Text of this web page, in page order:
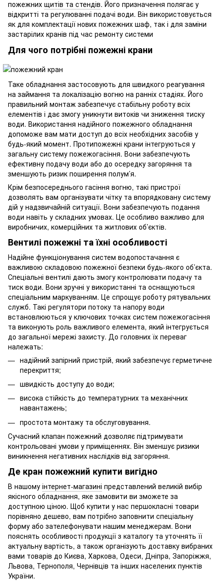
пожежних щитів та стендів. Його призначення полягає у
відкритті та регулюванні подачі води. Він використовується
як для комплектації нових пожежних шаф, так і для заміни
застарілих кранів під час ремонту системи
Для чого потрібні пожежні крани
Таке обладнання застосовують для швидкого реагування
на займання та локалізацію вогню на ранніх стадіях. Його
правильний монтаж забезпечує стабільну роботу всіх
елементів і дає змогу уникнути витоків чи зниження тиску
води. Використання надійного пожежного обладнання
допоможе вам мати доступ до всіх необхідних засобів у
будь-який момент. Протипожежні крани інтегруються у
загальну систему пожежогасіння. Вони забезпечують
ефективну подачу води або до осередку загоряння та
зменшують ризик поширення полум’я.
Крім безпосереднього гасіння вогню, такі пристрої
дозволять вам організувати чітку та впорядковану систему
дій у надзвичайній ситуації. Вони забезпечують подання
води навіть у складних умовах. Це особливо важливо для
виробничих, комерційних та житлових об’єктів.
Вентилі пожежні та їхні особливості
Надійне функціонування систем водопостачання є
важливою складовою пожежної безпеки будь-якого об’єкта.
Спеціальні вентилі дають змогу контролювати подачу та
тиск води. Вони зручні у використанні та оснащуються
спеціальним маркуванням. Це спрощує роботу рятувальних
служб. Такі регулятори потоку та напору води
встановлюються у ключових точках систем пожежогасіння
та виконують роль важливого елемента, який інтегрується
до загальної мережі захисту. До головних їх переваг
належать:
надійний запірний пристрій, який забезпечує герметичне
перекриття;
швидкість доступу до води;
висока стійкість до температурних та механічних
навантажень;
простота монтажу та обслуговування.
Сучасний клапан пожежний дозволяє підтримувати
контрольовані умови у приміщеннях. Він зменшує ризики
виникнення негативних наслідків від загоряння.
Де кран пожежний купити вигідно
В нашому інтернет-магазині представлений великій вибір
якісного обладнання, яке замовити ви зможете за
доступною ціною. Щоб купити у нас першокласні товари
порівняно дешево, вам потрібно заповнити спеціальну
форму або зателефонувати нашим менеджерам. Вони
пояснять особливості продукції з каталогу та уточнять її
актуальну вартість, а також організують доставку вибраних
вами товарів до Києва, Харкова, Одеси, Дніпра, Запоріжжя,
Львова, Тернополя, Чернівців та інших населених пунктів
України.